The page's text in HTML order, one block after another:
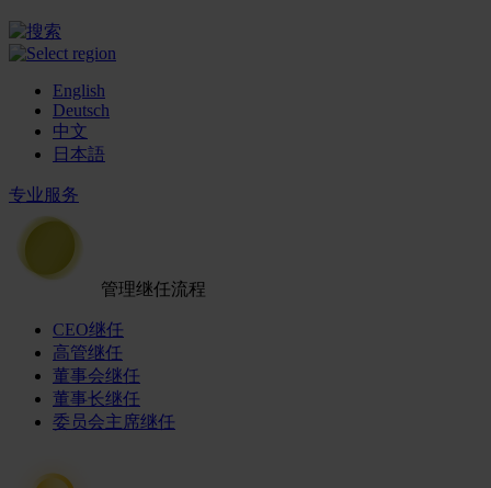
English
Deutsch
中文
日本語
专业服务
管理继任流程
CEO继任
高管继任
董事会继任
董事长继任
委员会主席继任